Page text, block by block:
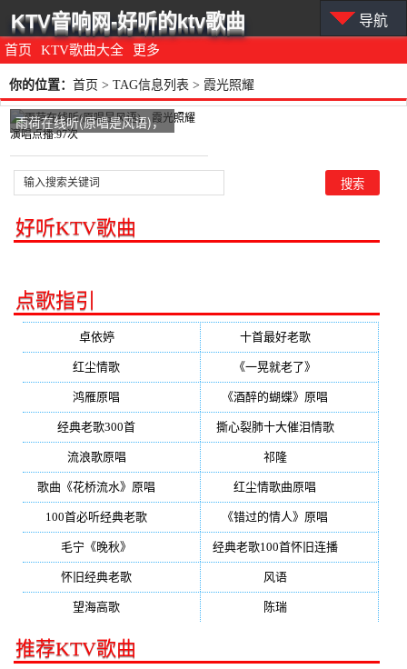
首页 KTV歌曲大全 更多
KTV音响网-好听的ktv歌曲 导航
你的位置： 首页 > TAG信息列表 > 霞光照耀
雨荷在线听(原唱是风语)，
霞光照耀演唱点播:97次
好听KTV歌曲
点歌指引
卓依婷(350) 十首最好老歌(300)
红尘情歌 《一晃就老了》
鸿雁原唱 《酒醉的蝴蝶》原唱
经典老歌300首 撕心裂肺十大催泪情歌(195)
流浪歌原唱 祁隆(188)
歌曲《花桥流水》原唱 红尘情歌曲原唱
100首必听经典老歌 《错过的情人》原唱
毛宁《晚秋》 经典老歌100首怀旧连播(134)
怀旧经典老歌 风语(132)
望海高歌 陈瑞(128)
推荐KTV歌曲